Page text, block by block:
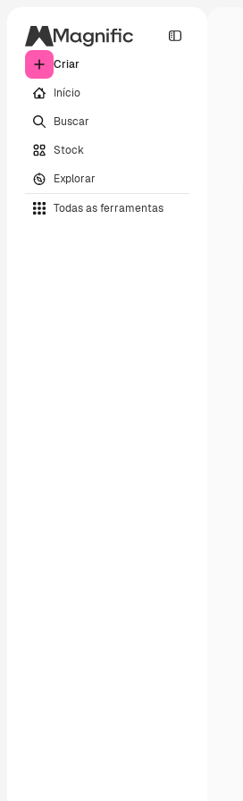
Criar
Início
Buscar
Stock
Explorar
Todas as ferramentas